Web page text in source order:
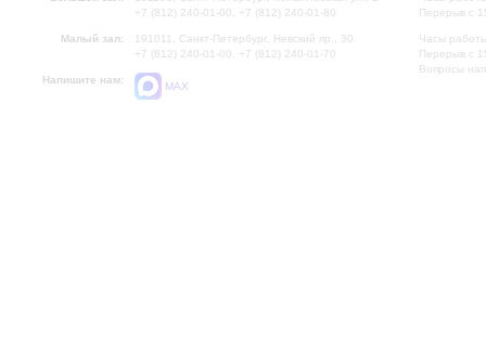
+7 (812) 240-01-00, +7 (812) 240-01-80
Малый зал:
191011, Санкт-Петербург, Невский пр., 30
+7 (812) 240-01-00, +7 (812) 240-01-70
Напишите нам:
MAX
Перерыв с
Часы
Перерыв с
Вопросы